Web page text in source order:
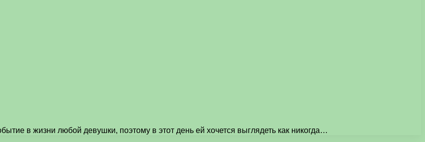
в жизни любой девушки, поэтому в этот день ей хочется выглядеть как никогда…